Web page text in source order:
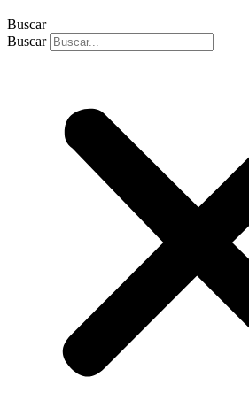
Buscar
Buscar